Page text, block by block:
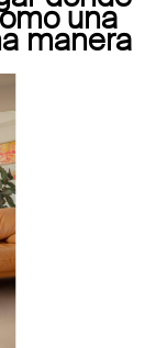
una
manera